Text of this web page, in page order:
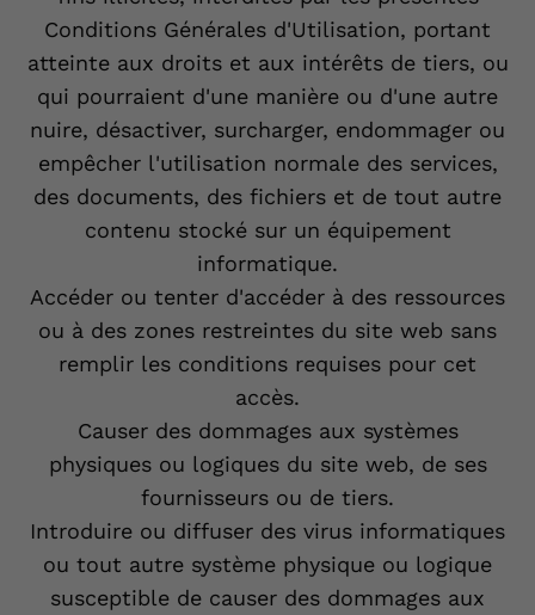
Conditions Générales d'Utilisation, portant
atteinte aux droits et aux intérêts de tiers, ou
qui pourraient d'une manière ou d'une autre
nuire, désactiver, surcharger, endommager ou
empêcher l'utilisation normale des services,
des documents, des fichiers et de tout autre
contenu stocké sur un équipement
informatique.
Accéder ou tenter d'accéder à des ressources
ou à des zones restreintes du site web sans
remplir les conditions requises pour cet
accès.
Causer des dommages aux systèmes
physiques ou logiques du site web, de ses
fournisseurs ou de tiers.
Introduire ou diffuser des virus informatiques
ou tout autre système physique ou logique
susceptible de causer des dommages aux